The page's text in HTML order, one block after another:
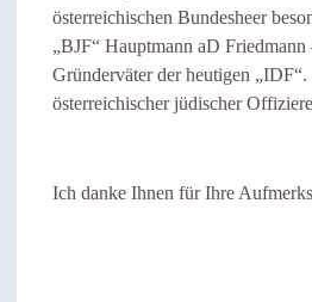
österreichischen Bundesheer
„BJF“ Hauptmann aD
Gründerväter der heutigen
österreichischer jüdischer
Ich danke Ihnen für Ihre